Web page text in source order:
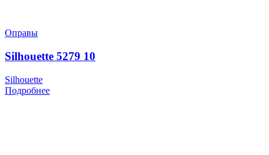
Оправы
Silhouette 5279 10
Silhouette
Подробнее